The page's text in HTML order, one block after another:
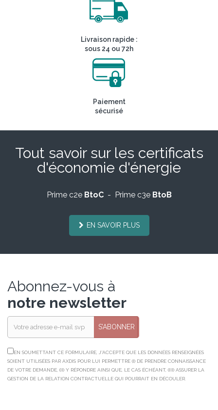
Livraison rapide :
sous 24 ou 72h
Paiement
sécurisé
Tout savoir sur les certificats
d'économie d'énergie
Prime c2e BtoC- Prime c3e BtoB
EN SAVOIR PLUS
Abonnez-vous à
notre newsletter
S’ABONNER
EN SOUMETTANT CE FORMULAIRE, J'ACCEPTE QUE LES DONNÉES RENSEIGNÉES
SOIENT UTILISÉES PAR AXDIS POUR LUI PERMETTRE (I) DE PRENDRE CONNAISSANCE
DE VOTRE DEMANDE, (II) Y RÉPONDRE AINSI QUE, LE CAS ÉCHÉANT, (III) ASSURER LA
GESTION DE LA RELATION CONTRACTUELLE QUI POURRAIT EN DÉCOULER.